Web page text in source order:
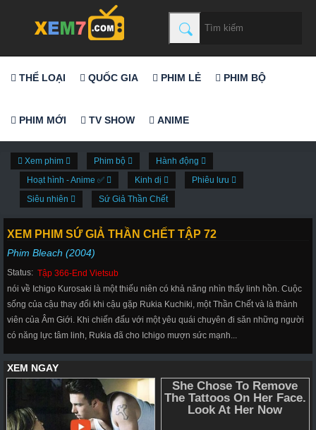
THỂ LOẠI QUỐC GIA PHIM LẺ PHIM BỘ
PHIM MỚI TV SHOW ANIME
Xem phim Phim bộ
Hành động
Hoạt hình - Anime ✅
Kinh dị
Phiêu lưu
Siêu nhiên
Sứ Giả Thần Chết
XEM PHIM SỨ GIẢ THẦN CHẾT TẬP 72
Phim Bleach (2004)
Status: Tập 366-End Vietsub
nói về Ichigo Kurosaki là một thiếu niên có khả năng nhìn thấy linh hồn. Cuộc
sống của cậu thay đổi khi cậu gặp Rukia Kuchiki, một Thần Chết và là thành
viên của Âm Giới. Khi chiến đấu với một yêu quái chuyên đi săn những người
có năng lực tâm linh, Rukia đã cho Ichigo mượn sức mạnh...